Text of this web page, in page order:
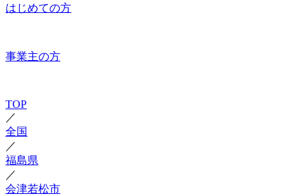
はじめての方
事業主の方
TOP
／
全国
／
福島県
／
会津若松市